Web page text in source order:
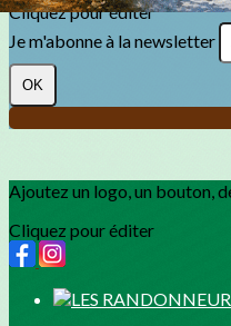
Cliquez pour éditer
Je m'abonne à la newsletter
OK
Ajoutez un logo, un bouton,
Cliquez pour éditer